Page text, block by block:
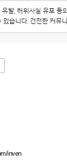
inven